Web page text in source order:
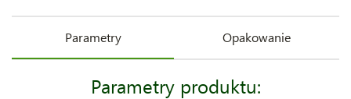
Parametry Opakowanie
Parametry produktu: